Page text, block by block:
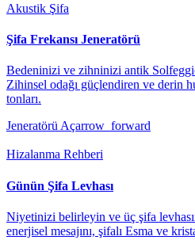
Akustik Şifa
Şifa Frekansı Jeneratörü
Bedeninizi ve zihninizi antik
Zihinsel odağı güçlendiren ve derin
tonları.
Jeneratörü Açarrow_forward
Hizalanma Rehberi
Günün Şifa Levhası
Niyetinizi belirleyin ve üç şifa
enerjisel mesajını, şifalı Esma ve